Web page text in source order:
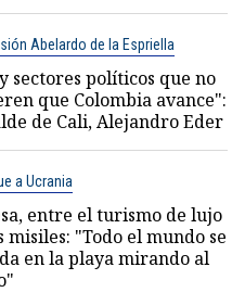
Abelardo de la Espriella
sectores políticos que no
que Colombia avance":
de Cali, Alejandro Eder
a Ucrania
entre el turismo de lujo
misiles: "Todo el mundo se
en la playa mirando al